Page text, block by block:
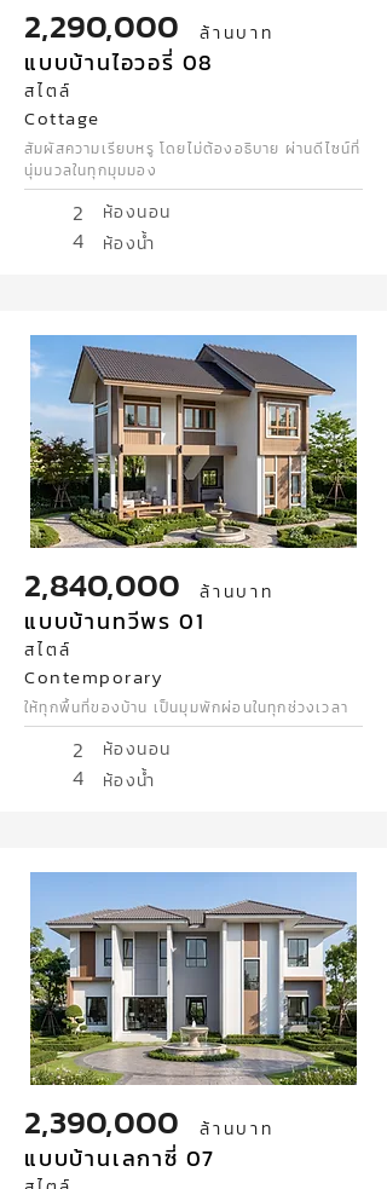
2,290,000 ล้านบาท
แบบบ้านไอวอรี่ 08
สไตล์
Cottage
สัมผัสความเรียบหรู โดยไม่ต้องอธิบาย ผ่านดีไซน์ที่
นุ่มนวลในทุกมุมมอง
2 ห้องนอน
4 ห้องน้ำ
2,840,000 ล้านบาท
แบบบ้านทวีพร 01
สไตล์
Contemporary
ให้ทุกพื้นที่ของบ้าน เป็นมุมพักผ่อนในทุกช่วงเวลา
2 ห้องนอน
4 ห้องน้ำ
2,390,000 ล้านบาท
แบบบ้านเลกาซี่ 07